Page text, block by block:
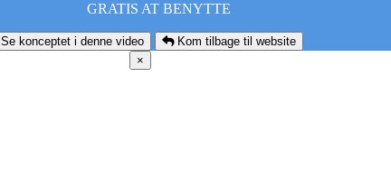
GRATIS AT BENYTTE
Se konceptet i denne video
Kom tilbage til website
×